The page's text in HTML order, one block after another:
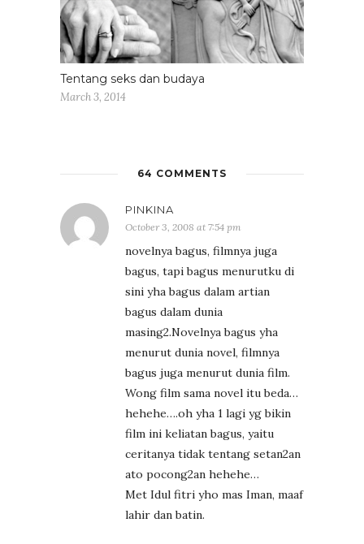
Tentang seks dan budaya
March 3, 2014
64 COMMENTS
PINKINA
October 3, 2008 at 7:54 pm
novelnya bagus, filmnya juga
bagus, tapi bagus menurutku di
sini yha bagus dalam artian
bagus dalam dunia
masing2.Novelnya bagus yha
menurut dunia novel, filmnya
bagus juga menurut dunia film.
Wong film sama novel itu beda…
hehehe….oh yha 1 lagi yg bikin
film ini keliatan bagus, yaitu
ceritanya tidak tentang setan2an
ato pocong2an hehehe…
Met Idul fitri yho mas Iman, maaf
lahir dan batin.